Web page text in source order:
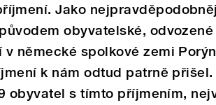
Jako
obyvatelské, odvozené
německé spolkové zemi
k nám odtud patrně přišel.
obyvatel s tímto příjmením,